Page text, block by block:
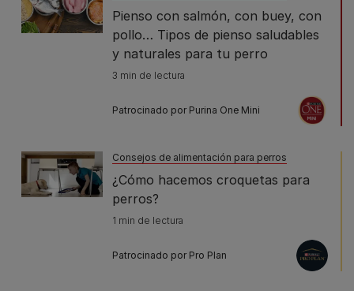
Pienso con salmón, con buey, con
pollo… Tipos de pienso saludables
y naturales para tu perro
3 min de lectura
Patrocinado por Purina One Mini
Consejos de alimentación para perros
¿Cómo hacemos croquetas para
perros?
1 min de lectura
Patrocinado por Pro Plan